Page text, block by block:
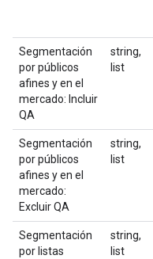
Segmentación
por públicos
afines y en el
mercado: Incluir
QA
string,
list
Segmentación
por públicos
afines y en el
mercado:
Excluir QA
string,
list
Segmentación
por listas
string,
list